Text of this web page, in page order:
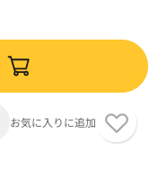
お気に入りに追加